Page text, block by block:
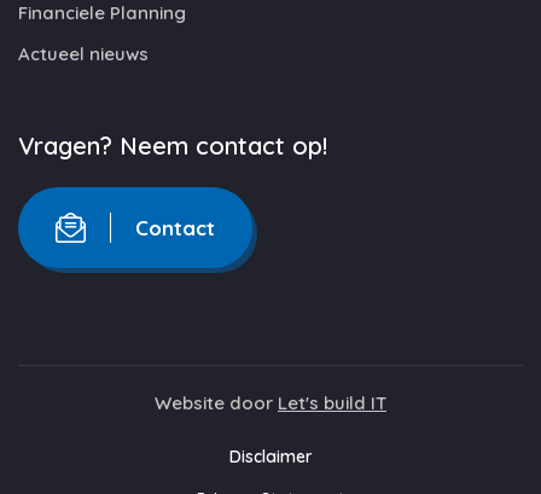
Financiele Planning
Actueel nieuws
Vragen? Neem contact op!
Contact
Website door Let's build IT
Disclaimer